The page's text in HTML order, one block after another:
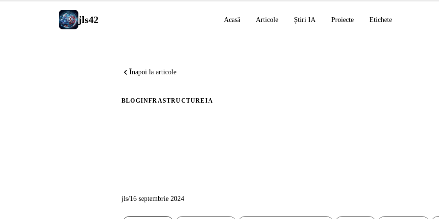
jls42 Acasă Articole Știri IA Proiecte Etichete
Înapoi la articole
BLOGINFRASTRUCTUREIA
jls/16 septembrie 2024